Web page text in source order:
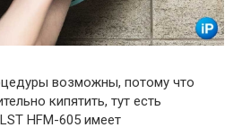
возможны, потому что
кипятить, тут есть
HFM-605 имеет